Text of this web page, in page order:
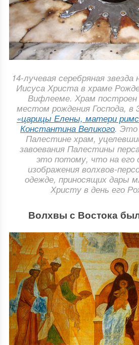
14-лучевая серебряная
Иисуса Христа в храме
Вифлееме. Храм построен
местом рождения Господа, в
«царицы Елены, матери
Константина Великого. Это
Палестине храм,
завоевания Палестины
это потому, что на его
изображения волхвов-
одежде, приносящих дары
Христу в день его
Волхвы с Востока